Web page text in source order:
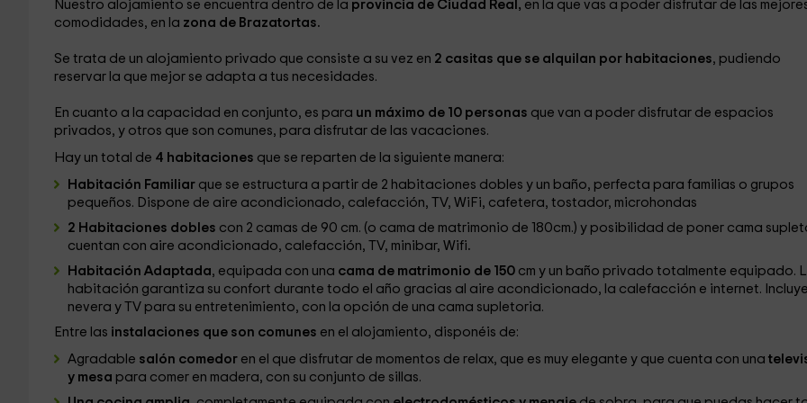
Nuestro alojamiento se encuentra dentro de la provincia de Ciudad Real, en la que vas a poder disfrutar de las
comodidades, en la zona de Brazatortas.
Se trata de un alojamiento privado que consiste a su vez en 2 casitas que se alquilan por habitaciones, pudiendo
reservar la que mejor se adapta a tus necesidades.
En cuanto a la capacidad en conjunto, es para un máximo de 10 personas que van a poder disfrutar de espacios
privados, y otros que son comunes, para disfrutar de las vacaciones.
Hay un total de 4 habitaciones que se reparten de la siguiente manera:
Habitación Familiar que se estructura a partir de 2 habitaciones dobles y un baño, perfecta para familias o grupos
pequeños. Dispone de aire acondicionado, calefacción, TV, WiFi, cafetera, tostador, microhondas
2 Habitaciones dobles con 2 camas de 90 cm. (o cama de matrimonio de 180cm.) y posibilidad de poner cama
cuentan con aire acondicionado, calefacción, TV, minibar, Wifi.
Habitación Adaptada, equipada con una cama de matrimonio de 150cm y un baño privado totalmente equipado.
habitación garantiza su confort durante todo el año gracias al aire acondicionado, la calefacción e internet. Incluye
nevera y TV para su entretenimiento, con la opción de una cama supletoria.
Entre las instalaciones que son comunes en el alojamiento, disponéis de:
Agradable salón comedor en el que disfrutar de momentos de relax, que es muy elegante y que cuenta con una
y mesa para comer en madera, con su conjunto de sillas.